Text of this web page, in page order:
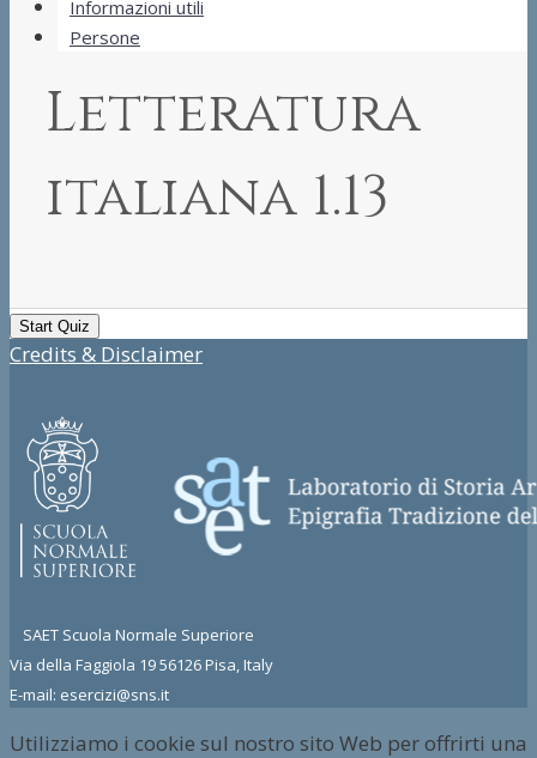
Informazioni utili
Persone
Letteratura
italiana 1.13
Credits & Disclaimer
SAET Scuola Normale Superiore
Via della Faggiola 19 56126 Pisa, Italy
E-mail: esercizi@sns.it
Utilizziamo i cookie sul nostro sito Web per offrirti una